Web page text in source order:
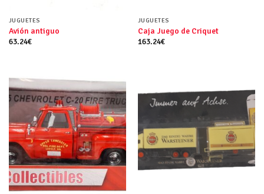
JUGUETES
Avión antiguo
63.24€
JUGUETES
Caja Juego de Criquet
163.24€